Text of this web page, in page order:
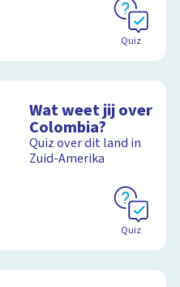
Quiz
Wat weet jij over
Colombia?
Quiz over dit land in
Zuid-Amerika
Quiz